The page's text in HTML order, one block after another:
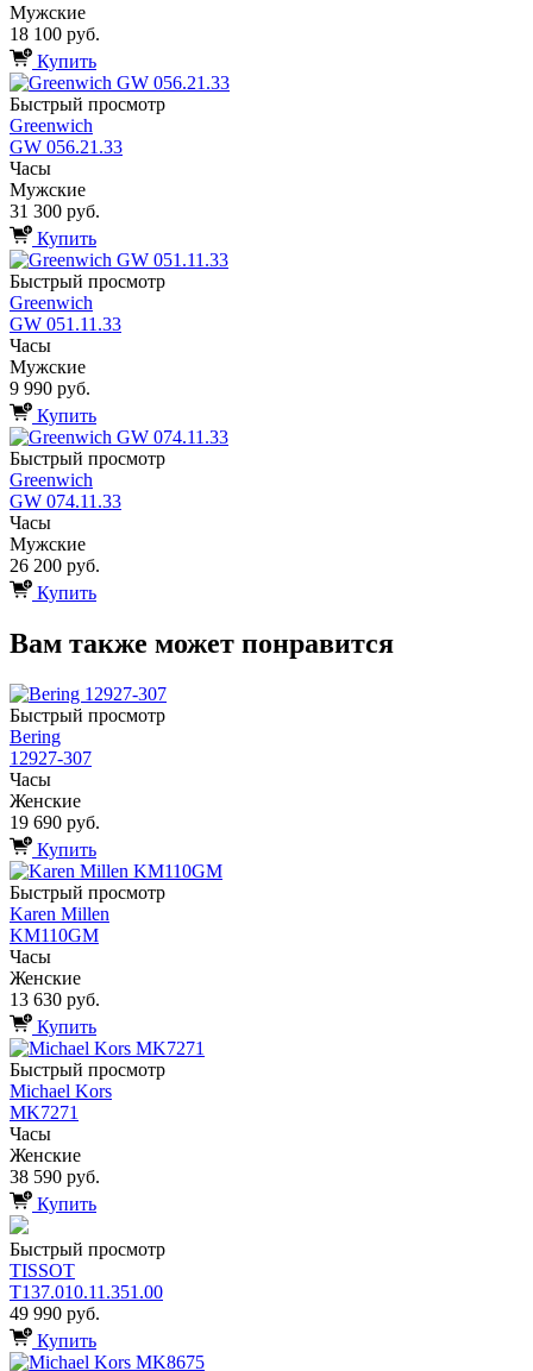
Мужские
18 100 руб.
Купить
Быстрый просмотр
Greenwich
GW 056.21.33
Часы
Мужские
31 300 руб.
Купить
Быстрый просмотр
Greenwich
GW 051.11.33
Часы
Мужские
9 990 руб.
Купить
Быстрый просмотр
Greenwich
GW 074.11.33
Часы
Мужские
26 200 руб.
Купить
Вам также может понравится
Быстрый просмотр
Bering
12927-307
Часы
Женские
19 690 руб.
Купить
Быстрый просмотр
Karen Millen
KM110GM
Часы
Женские
13 630 руб.
Купить
Быстрый просмотр
Michael Kors
MK7271
Часы
Женские
38 590 руб.
Купить
Быстрый просмотр
TISSOT
T137.010.11.351.00
49 990 руб.
Купить